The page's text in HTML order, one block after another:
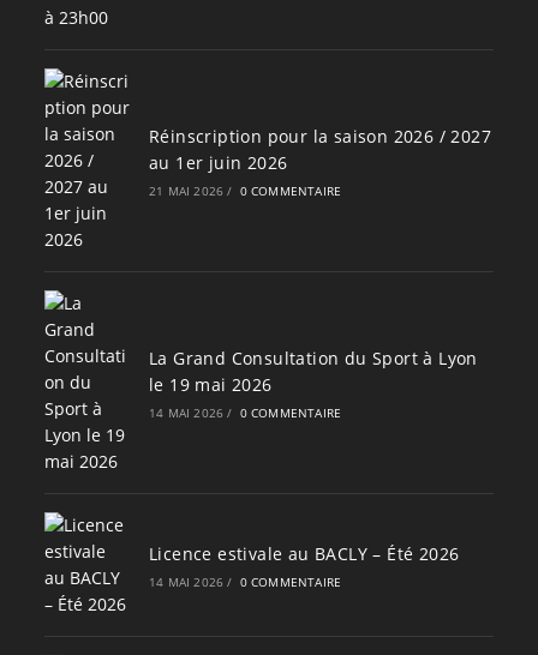
Réinscription pour la saison 2026 / 2027
au 1er juin 2026
21 MAI 2026 / 0 COMMENTAIRE
La Grand Consultation du Sport à Lyon
le 19 mai 2026
14 MAI 2026 / 0 COMMENTAIRE
Licence estivale au BACLY – Été 2026
14 MAI 2026 / 0 COMMENTAIRE